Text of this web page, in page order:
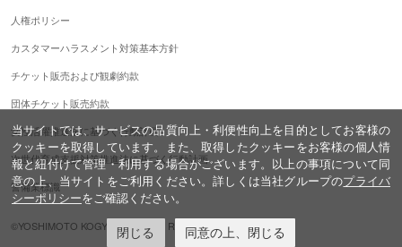
人権ポリシー
カスタマーハラスメント対策基本方針
チケット販売および観劇約款
団体チケット販売約款
女性活躍推進法に基づく行動計画
次世代育成支援対策推進法に基づく行動計画
警備業標識
©YOSHIMOTO KOGYO,ALL Rights Reserved.
当サイトでは、サービスの品質向上・利便性向上を目的としてお客様の
クッキーを取得しています。また、取得したクッキーをお客様の個人情
報と紐付けて管理・利用する場合がございます。以上の事項について同
意の上、当サイトをご利用ください。詳しくは当社グループのプライバ
シーポリシーをご確認ください。
閉じる 同意の上、閉じる